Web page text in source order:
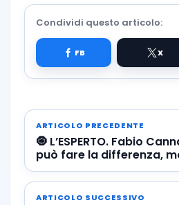
Condividi questo articolo:
ARTICOLO PRECEDENTE
🧿 L’ESPERTO. Fabio
può fare la differenza,
coppia Rrahmani-Jesus”
ARTICOLO SUCCESSIVO